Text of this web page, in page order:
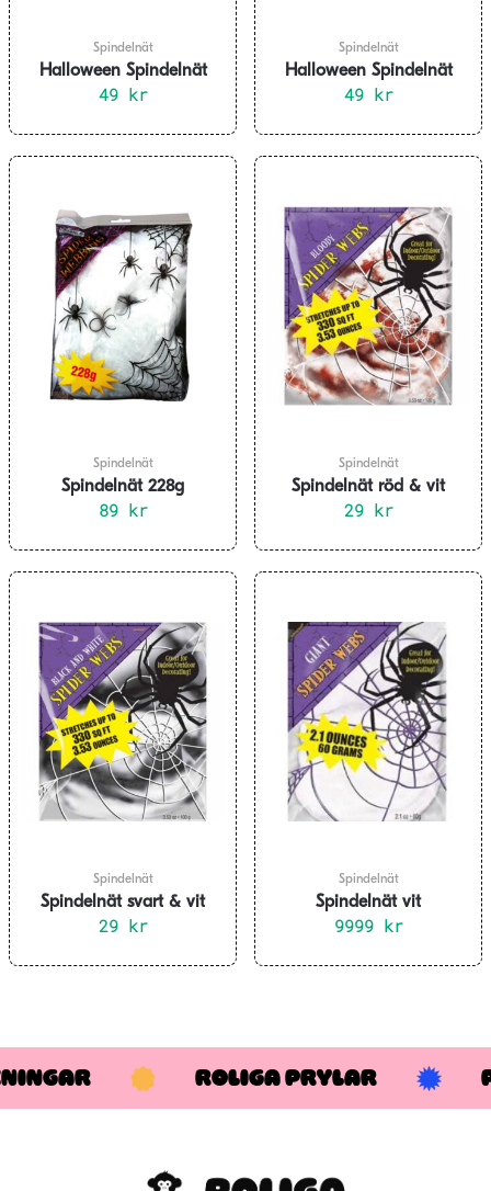
Spindelnät
Halloween Spindelnät
Orange 200g
49 kr
Spindelnät
Halloween Spindelnät
Svart 200g
49 kr
Spindelnät
Spindelnät 228g
89 kr
Spindelnät
Spindelnät röd & vit
29 kr
Spindelnät
Spindelnät svart & vit
29 kr
Spindelnät
Spindelnät vit
9999 kr
ROLIGA PRYLAR